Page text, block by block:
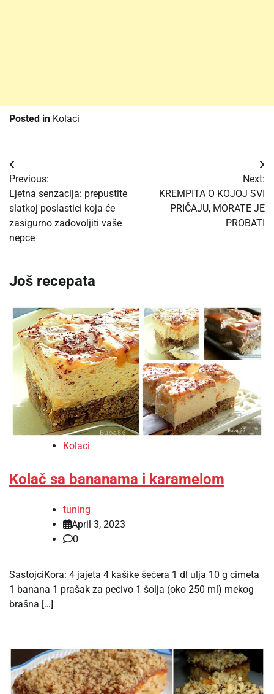
Posted in Kolaci
Post
navigation
Previous:
Ljetna senzacija: prepustite
slatkoj poslastici koja će
zasigurno zadovoljiti vaše
nepce
Next:
KREMPITA O KOJOJ SVI
PRIČAJU, MORATE JE
PROBATI
Još recepata
Kolaci
Kolač sa bananama i karamelom
tuning
April 3, 2023
0
SastojciKora: 4 jajeta 4 kašike šećera 1 dl ulja 10 g cimeta
1 banana 1 prašak za pecivo 1 šolja (oko 250 ml) mekog
brašna […]